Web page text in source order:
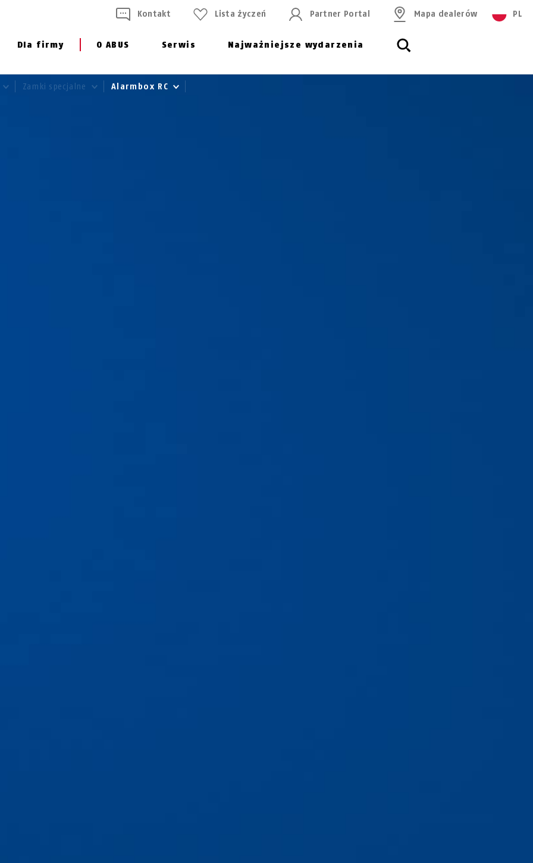
Dla firmy O ABUS Serwis Najważniejsze wydarzenia
Kontakt Lista życzeń Partner Portal Mapa dealerów PL
Zamki specjalne Alarmbox RC